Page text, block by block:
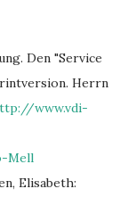
Den "Service
Herrn
www.vdi-
Mell
Elisabeth: